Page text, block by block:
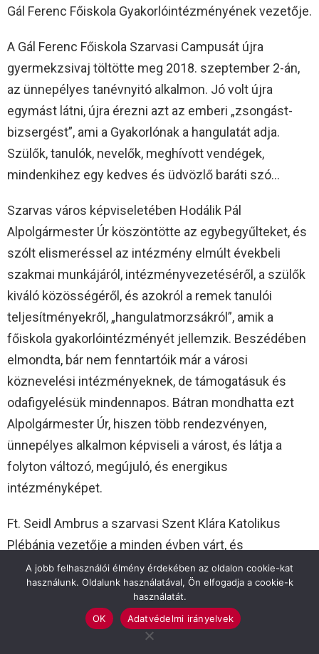
Gál Ferenc Főiskola Gyakorlóintézményének vezetője.
A Gál Ferenc Főiskola Szarvasi Campusát újra
gyermekzsivaj töltötte meg 2018. szeptember 2-án,
az ünnepélyes tanévnyitó alkalmon. Jó volt újra
egymást látni, újra érezni azt az emberi „zsongást-
bizsergést”, ami a Gyakorlónak a hangulatát adja.
Szülők, tanulók, nevelők, meghívott vendégek,
mindenkihez egy kedves és üdvözlő baráti szó…
Szarvas város képviseletében Hodálik Pál
Alpolgármester Úr köszöntötte az egybegyűlteket, és
szólt elismeréssel az intézmény elmúlt évekbeli
szakmai munkájáról, intézményvezetéséről, a szülők
kiváló közösségéről, és azokról a remek tanulói
teljesítményekről, „hangulatmorzsákról”, amik a
főiskola gyakorlóintézményét jellemzik. Beszédében
elmondta, bár nem fenntartóik már a városi
köznevelési intézményeknek, de támogatásuk és
odafigyelésük mindennapos. Bátran mondhatta ezt
Alpolgármester Úr, hiszen több rendezvényen,
ünnepélyes alkalmon képviseli a várost, és látja a
folyton változó, megújuló, és energikus
intézményképet.
Ft. Seidl Ambrus a szarvasi Szent Klára Katolikus
Plébánia vezetője a minden évben várt, és
megszokott lelki üzenettel gazdagította az ünnepi
alkalmat. Az idei évben is Szuhaj György művész úr
grafikájával illusztrálta példázatát, azt, hogy a
Gyakorlóintézmény számtalan utat kínál föl, de a
A jobb felhasználói élmény érdekében az oldalon cookie-kat
használunk. Oldalunk használatával, Ön elfogadja a cookie-k
használatát.
OK
Adatvédelmi irányelvek